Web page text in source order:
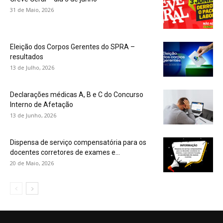
31 de Maio, 2026
Eleição dos Corpos Gerentes do SPRA –
resultados
13 de Julho, 2026
Declarações médicas A, B e C do Concurso
Interno de Afetação
13 de Junho, 2026
Dispensa de serviço compensatória para os
docentes corretores de exames e...
20 de Maio, 2026